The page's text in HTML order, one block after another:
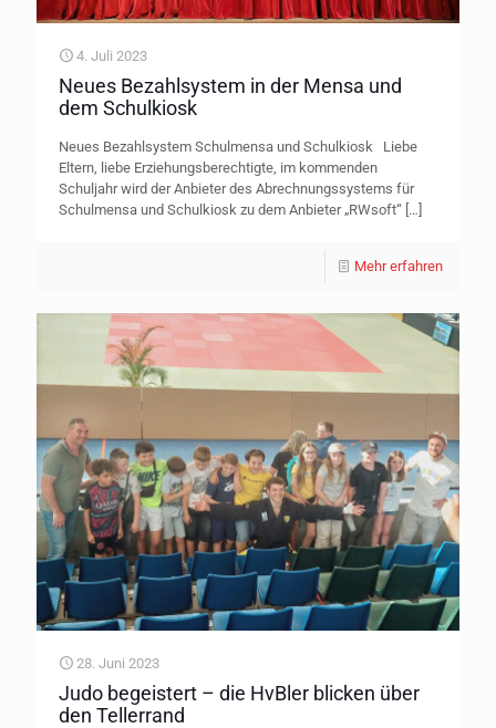
4. Juli 2023
Neues Bezahlsystem in der Mensa und
dem Schulkiosk
Neues Bezahlsystem Schulmensa und Schulkiosk Liebe
Eltern, liebe Erziehungsberechtigte, im kommenden
Schuljahr wird der Anbieter des Abrechnungssystems für
Schulmensa und Schulkiosk zu dem Anbieter „RWsoft“ […]
Mehr erfahren
28. Juni 2023
Judo begeistert – die HvBler blicken über
den Tellerrand